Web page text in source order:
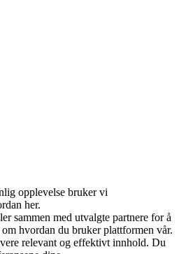
opplevelse bruker vi
her.
sammen med utvalgte partnere for å
hvordan du bruker plattformen vår.
relevant og effektivt innhold. Du